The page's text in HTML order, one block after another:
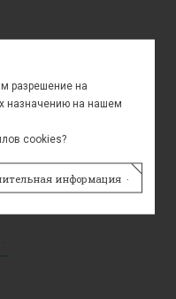
право
(банкротства)
разрешение на
назначению на нашем
cookies?
информация